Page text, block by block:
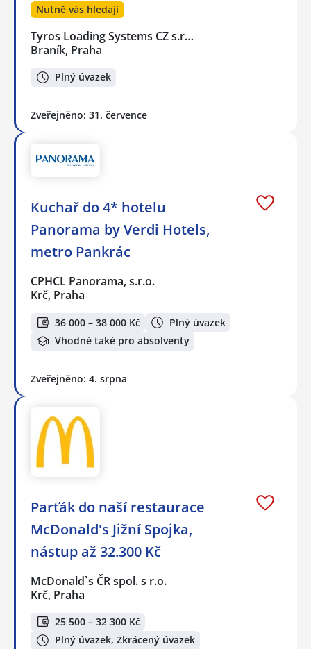
Nutně vás hledají
Tyros Loading Systems CZ s.r…
Braník, Praha
Plný úvazek
Zveřejněno: 31. července
Kuchař do 4* hotelu
Panorama by Verdi Hotels,
metro Pankrác
CPHCL Panorama, s.r.o.
Krč, Praha
36 000 – 38 000 Kč
Plný úvazek
Vhodné také pro absolventy
Zveřejněno: 4. srpna
Parťák do naší restaurace
McDonald's Jižní Spojka,
nástup až 32.300 Kč
McDonald`s ČR spol. s r.o.
Krč, Praha
25 500 – 32 300 Kč
Plný úvazek, Zkrácený úvazek